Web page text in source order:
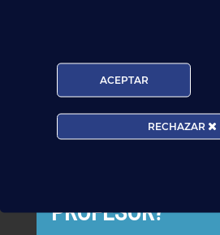
TRABAJA CON NOSOTROS
PROFESOR?
ACEPTAR
RECHAZAR